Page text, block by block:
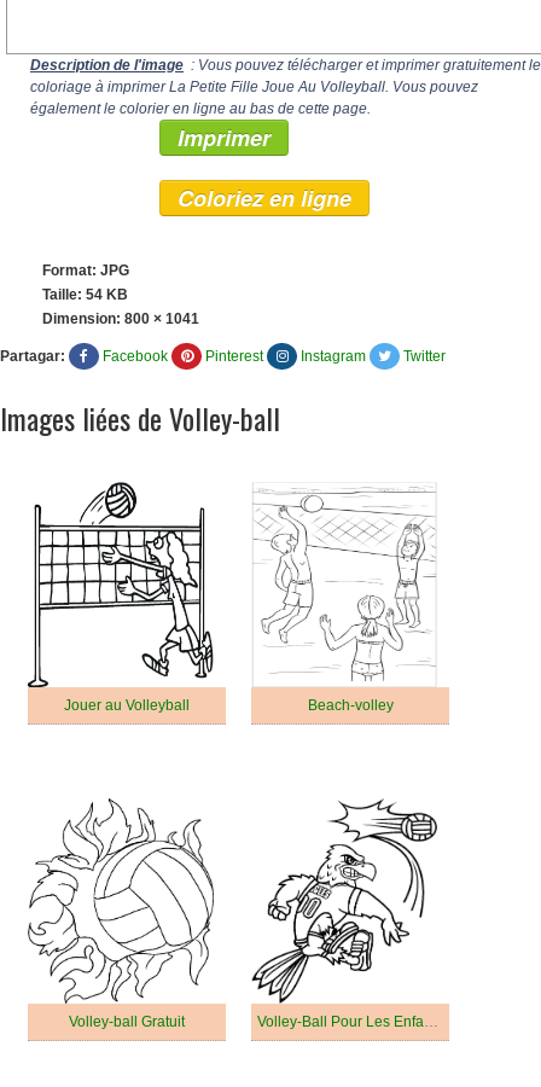
Description de l'image : Vous pouvez télécharger et imprimer gratuitement le
coloriage à imprimer La Petite Fille Joue Au Volleyball. Vous pouvez
également le colorier en ligne au bas de cette page.
Imprimer
Coloriez en ligne
Format: JPG
Taille: 54 KB
Dimension: 800 × 1041
Partagar: Facebook Pinterest Instagram Twitter
Images liées de Volley-ball
Jouer au Volleyball Beach-volley
Volley-ball Gratuit Volley-Ball Pour Les Enfants De 1 An